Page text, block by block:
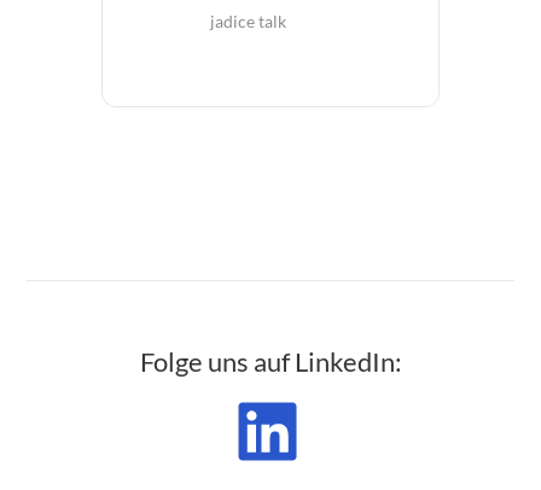
jadice talk
Folge uns auf LinkedIn: